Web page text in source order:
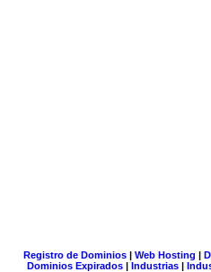
Registro de Dominios| Web Hosting |
Dominios Expirados | Industrias |